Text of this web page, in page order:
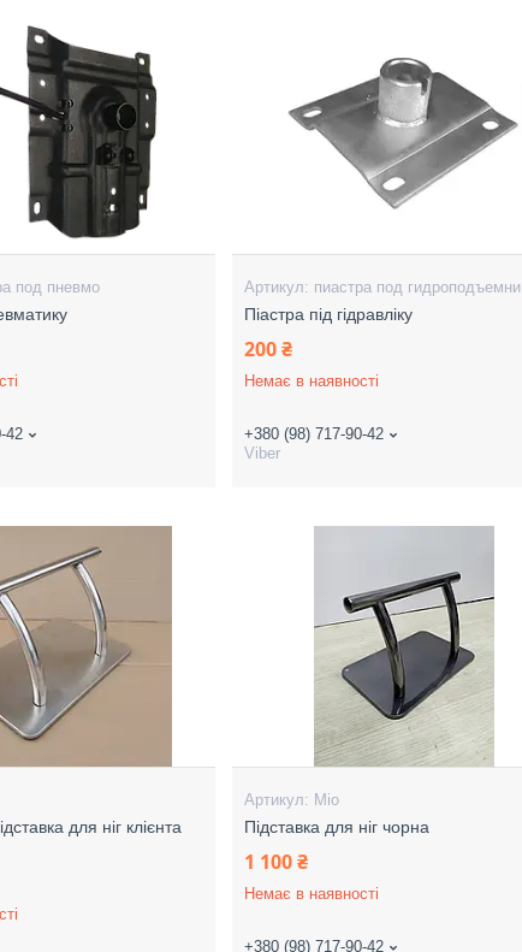
под пневмо
42
пиастра под гидроподъемни
Піастра під гідравліку
200 ₴
Немає в наявності
+380 (98) 717-90-42
Viber
для ніг клієнта
Mio
Підставка для ніг чорна
1 100 ₴
Немає в наявності
+380 (98) 717-90-42